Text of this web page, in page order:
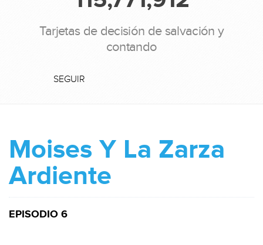
Tarjetas de decisión de salvación y
contando
SEGUIR
Moises Y La Zarza
Ardiente
EPISODIO 6